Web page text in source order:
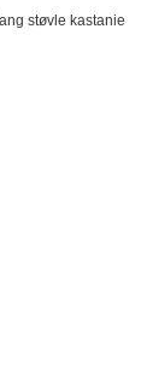
støvle kastanie